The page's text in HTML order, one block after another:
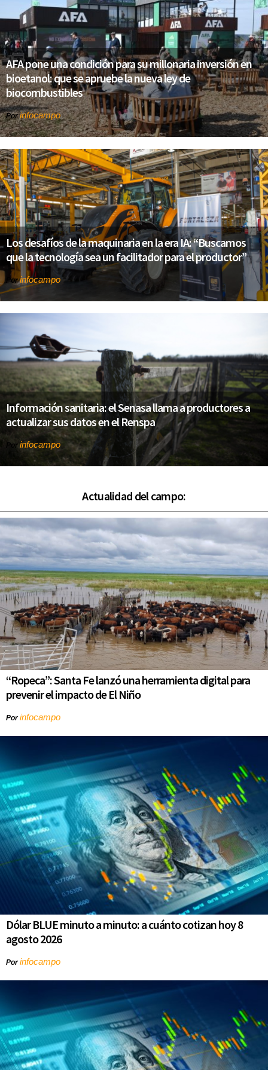
AFA pone una condición para su millonaria inversión en
bioetanol: que se apruebe la nueva ley de
biocombustibles
Porinfocampo
Los desafíos de la maquinaria en la era IA: “Buscamos
que la tecnología sea un facilitador para el productor”
Porinfocampo
Información sanitaria: el Senasa llama a productores a
actualizar sus datos en el Renspa
Por infocampo
Actualidad del campo:
“Ropeca”: Santa Fe lanzó una herramienta digital para
prevenir el impacto de El Niño
Porinfocampo
Dólar BLUE minuto a minuto: a cuánto cotizan hoy 8
agosto 2026
Porinfocampo